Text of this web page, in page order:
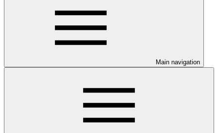
Main navigation